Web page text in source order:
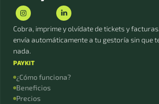
Cobra, imprime y olvídate de tickets y
envía automáticamente a tu gestoría sin que
nada.
PAYKIT
¿Cómo funciona?
Beneficios
Precios